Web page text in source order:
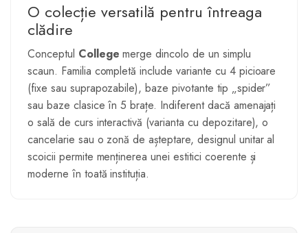
O colecție versatilă pentru întreaga
clădire
Conceptul College merge dincolo de un simplu
scaun. Familia completă include variante cu 4 picioare
(fixe sau suprapozabile), baze pivotante tip „spider”
sau baze clasice în 5 brațe. Indiferent dacă amenajați
o sală de curs interactivă (varianta cu depozitare), o
cancelarie sau o zonă de așteptare, designul unitar al
scoicii permite menținerea unei estitici coerente și
moderne în toată instituția.